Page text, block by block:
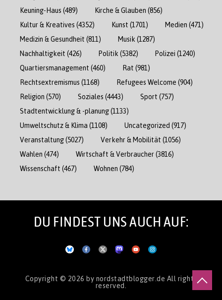
Keuning-Haus (489) Kirche & Glauben (856)
Kultur & Kreatives (4352) Kunst (1701) Medien (471)
Medizin & Gesundheit (811) Musik(1287)
Nachhaltigkeit (426) Politik(5382) Polizei (1240)
Quartiersmanagement (460) Rat (981)
Rechtsextremismus (1168) Refugees Welcome (904)
Religion (570) Soziales (4443) Sport (757)
Stadtentwicklung & -planung(1133)
Umweltschutz & Klima (1108) Uncategorized (917)
Veranstaltung(5027) Verkehr & Mobilität (1056)
Wahlen (474) Wirtschaft & Verbraucher(3816)
Wissenschaft (467) Wohnen (784)
DU FINDEST UNS AUCH AUF:
Copyright © 2026 by nordstadtblogger.de All rights
reserved.